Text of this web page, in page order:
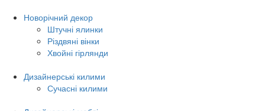
Новорічний декор
Штучні ялинки
Різдвяні вінки
Хвойні гірлянди
Дизайнерські килими
Сучасні килими